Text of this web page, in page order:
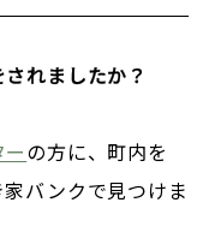
れましたか？
の方に、町内を
バンクで見つけま